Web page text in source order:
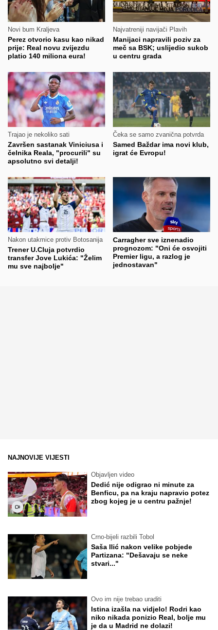
Novi bum Kraljeva
Perez otvorio kasu kao nikad
prije: Real novu zvijezdu
platio 140 miliona eura!
Najvatreniji navijači Plavih
Manijaci napravili poziv za
meč sa BSK; uslijedio sukob
u centru grada
Trajao je nekoliko sati
Završen sastanak Viniciusa i
čelnika Reala, "procurili" su
apsolutno svi detalji!
Čeka se samo zvanična potvrda
Samed Baždar ima novi klub,
igrat će Evropu!
Nakon utakmice protiv Botosanija
Trener U.Cluja potvrdio
transfer Jove Lukića: "Želim
mu sve najbolje"
Carragher sve iznenadio
prognozom: "Oni će osvojiti
Premier ligu, a razlog je
jednostavan"
NAJNOVIJE VIJESTI
Objavljen video
Dedić nije odigrao ni minute za
Benficu, pa na kraju napravio potez
zbog kojeg je u centru pažnje!
Crno-bijeli razbili Tobol
Saša Ilić nakon velike pobjede
Partizana: "Dešavaju se neke
stvari..."
Ovo im nije trebao uraditi
Istina izašla na vidjelo! Rodri kao
niko nikada ponizio Real, bolje mu
je da u Madrid ne dolazi!